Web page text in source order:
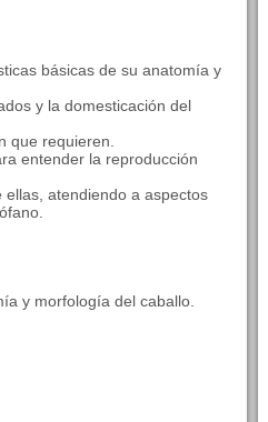
básicas de su anatomía y
y la domesticación del
que requieren.
entender la reproducción
atendiendo a aspectos
y morfología del caballo.